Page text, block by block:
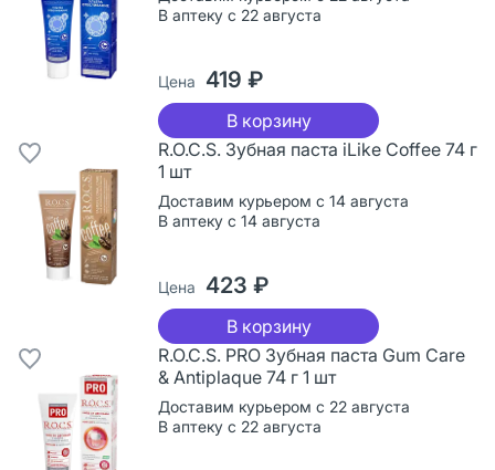
В аптеку с 22 августа
Цена 419 ₽
В корзину
R.O.C.S. Зубная паста iLike Coffee 74 г
1 шт
Доставим курьером с 14 августа
В аптеку с 14 августа
Цена 423 ₽
В корзину
R.O.C.S. PRO Зубная паста Gum Care
& Antiplaque 74 г 1 шт
Доставим курьером с 22 августа
В аптеку с 22 августа